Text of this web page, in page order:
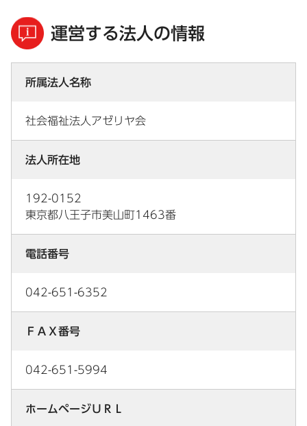
運営する法人の情報
所属法人名称
社会福祉法人アゼリヤ会
法人所在地
192-0152
東京都八王子市美山町1463番
電話番号
042-651-6352
ＦＡＸ番号
042-651-5994
ホームページＵＲＬ